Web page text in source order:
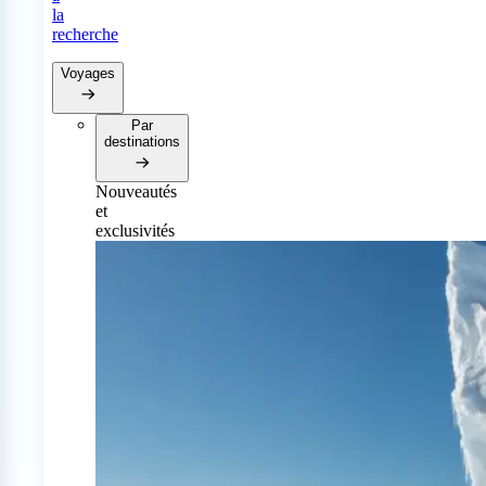
la
recherche
Voyages
Par
destinations
Nouveautés
et
exclusivités